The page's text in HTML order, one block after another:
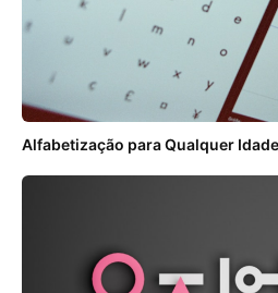
Alfabetização para Qualquer